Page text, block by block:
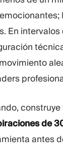
En
construye
de
antes